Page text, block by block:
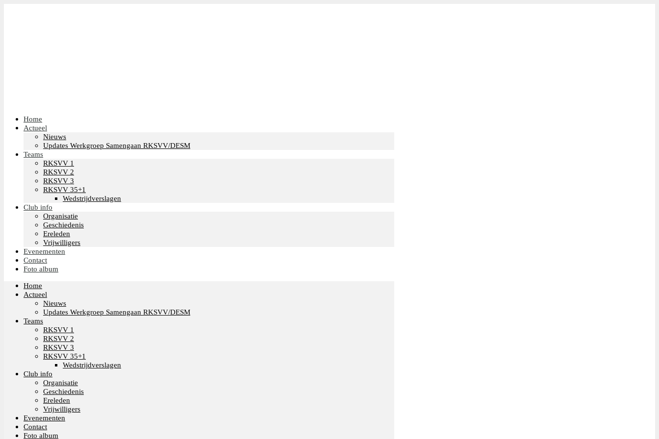
Home
Actueel
Nieuws
Updates Werkgroep Samengaan RKSVV/DESM
Teams
RKSVV 1
RKSVV 2
RKSVV 3
RKSVV 35+1
Wedstrijdverslagen
Club info
Organisatie
Geschiedenis
Ereleden
Vrijwilligers
Evenementen
Contact
Foto album
Home
Actueel
Nieuws
Updates Werkgroep Samengaan RKSVV/DESM
Teams
RKSVV 1
RKSVV 2
RKSVV 3
RKSVV 35+1
Wedstrijdverslagen
Club info
Organisatie
Geschiedenis
Ereleden
Vrijwilligers
Evenementen
Contact
Foto album